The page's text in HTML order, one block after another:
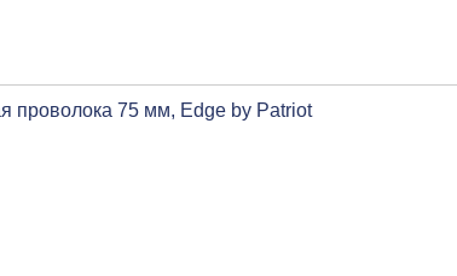
проволока 75 мм, Edge by Patriot